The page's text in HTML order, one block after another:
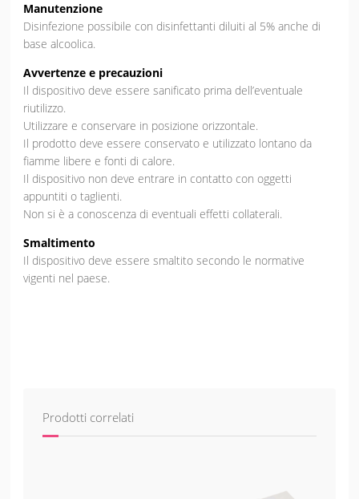
Manutenzione
Disinfezione possibile con disinfettanti diluiti al 5% anche di
base alcoolica.
Avvertenze e precauzioni
Il dispositivo deve essere sanificato prima dell’eventuale
riutilizzo.
Utilizzare e conservare in posizione orizzontale.
Il prodotto deve essere conservato e utilizzato lontano da
fiamme libere e fonti di calore.
Il dispositivo non deve entrare in contatto con oggetti
appuntiti o taglienti.
Non si è a conoscenza di eventuali effetti collaterali.
Smaltimento
Il dispositivo deve essere smaltito secondo le normative
vigenti nel paese.
Prodotti correlati